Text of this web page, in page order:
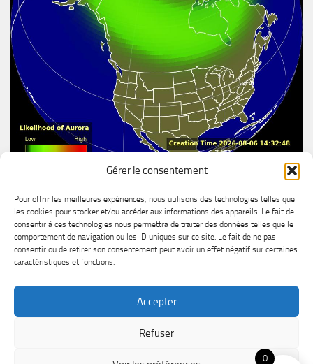
Gérer le consentement
Pour offrir les meilleures expériences, nous utilisons des technologies telles que
les cookies pour stocker et/ou accéder aux informations des appareils. Le fait de
consentir à ces technologies nous permettra de traiter des données telles que le
comportement de navigation ou les ID uniques sur ce site. Le fait de ne pas
consentir ou de retirer son consentement peut avoir un effet négatif sur certaines
caractéristiques et fonctions.
Accepter
Refuser
0